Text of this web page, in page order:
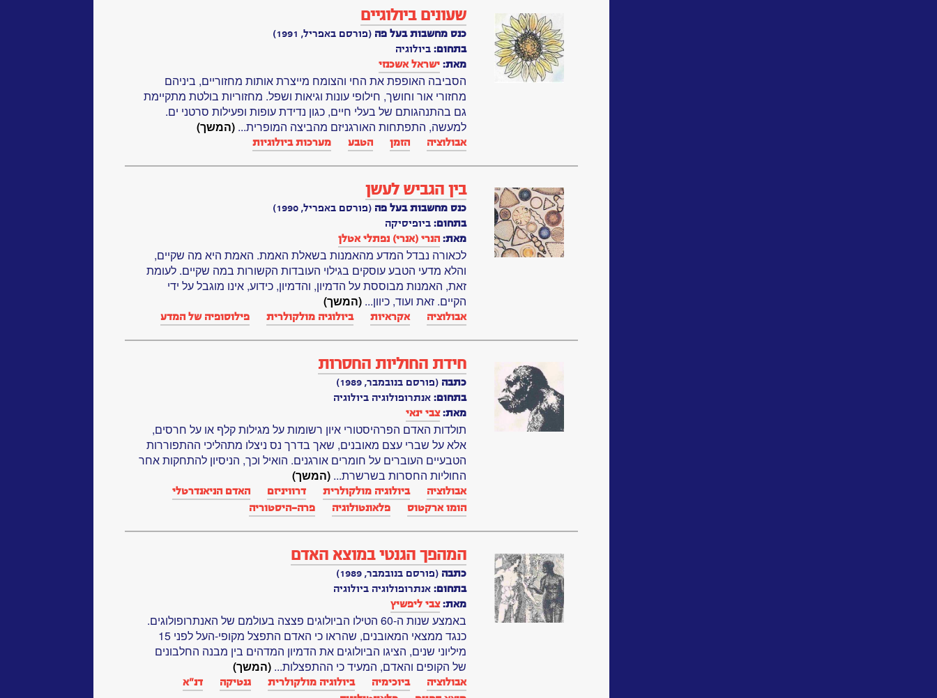
שעונים ביולוגיים
כנס מחשבות בעל פה (פורסם באפריל, 1991)
בתחום: ביולוגיה
מאת: ישראל אשכנזי
הסביבה האופפת את החי והצומח מייצרת אותות מחזוריים, ביניהם
מחזורי אור וחושך, חילופי עונות וגיאות ושפל. מחזוריות בולטת מתקיימת
גם בהתנהגותם של בעלי חיים, כגון נדידת עופות ופעילות סרטני ים.
למעשה, התפתחות האורגניזם מהביצה המופרית... (המשך)
אבולוציה הזמן הטבע מערכות ביולוגיות‏
בין הגביש לעשן
כנס מחשבות בעל פה (פורסם באפריל, 1990)
בתחום: ביופיסיקה
מאת: הנרי (אנרי) נפתלי אטלן
לכאורה נבדל המדע מהאמנות בשאלת האמת. האמת היא מה שקיים,
והלא מדעי הטבע עוסקים בגילוי העובדות הקשורות במה שקיים. לעומת
זאת, האמנות מבוססת על הדמיון, והדמיון, כידוע, אינו מוגבל על ידי
הקיים. זאת ועוד, כיוון... (המשך)
אבולוציה אקראיות ביולוגיה מולקולרית פילוסופיה של המדע‏
חידת החוליות החסרות
כתבה (פורסם בנובמבר, 1989)
בתחום: אנתרופולוגיה ביולוגיה
מאת:צבי ינאי
תולדות האדם הפרהיסטורי איון רשומות על מגילות קלף או על חרסים,
אלא על שברי עצם מאובנים, שאך בדרך נס ניצלו מתהליכי ההתפוררות
הטבעיים העוברים על חומרים אורגנים. הואיל וכך, הניסיון להתחקות אחר
החוליות החסרות בשרשרת... (המשך)
אבולוציה ביולוגיה מולקולרית דרוויניזם
האדם הניאנדרטלי
הומו ארקטוס
פלאונטולוגיה פרה-היסטוריה
המהפך הגנטי במוצא האדם
כתבה (פורסם בנובמבר, 1989)
בתחום: אנתרופולוגיה ביולוגיה
מאת:צבי ליפשיץ
באמצע שנות ה-60 הטילו הביולוגים פצצה בעולמם של האנתרופולוגים.
כנגד ממצאי המאובנים, שהראו כי האדם התפצל מקופי-העל לפני 15
מיליוני שנים, הציגו הביולוגים את הדמיון המדהים בין מבנה החלבונים
של הקופים והאדם, המעיד כי ההתפצלות... (המשך)
אבולוציה ביוכימיה ביולוגיה מולקולרית גנטיקה‏
דנ"א‏